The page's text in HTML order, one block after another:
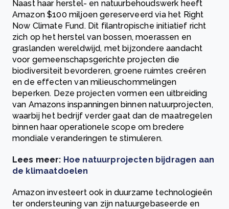
Naast haar herstel- en natuurbehoudswerk heeft
Amazon $100 miljoen gereserveerd via het Right
Now Climate Fund. Dit filantropische initiatief richt
zich op het herstel van bossen, moerassen en
graslanden wereldwijd, met bijzondere aandacht
voor gemeenschapsgerichte projecten die
biodiversiteit bevorderen, groene ruimtes creëren
en de effecten van milieuschommelingen
beperken. Deze projecten vormen een uitbreiding
van Amazons inspanningen binnen natuurprojecten,
waarbij het bedrijf verder gaat dan de maatregelen
binnen haar operationele scope om bredere
mondiale veranderingen te stimuleren.
Lees meer: Hoe natuurprojecten bijdragen aan
de klimaatdoelen
Amazon investeert ook in duurzame technologieën
ter ondersteuning van zijn natuurgebaseerde en